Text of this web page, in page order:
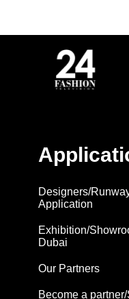
Designers/
Application
Exhibition/
Dubai
Our Partners
Become a